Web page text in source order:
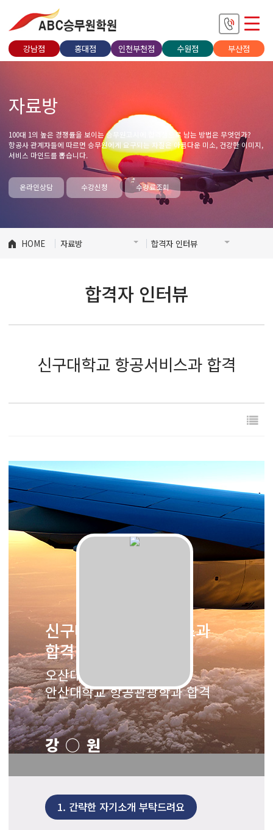
강남점 홍대점 인천부천점 수원점 부산점
자료방
100대 1의 높은 경쟁률을 보이는 승무원고시에 합격생으로 남는 방법은 무엇인가?
항공사 관계자들에 따르면 승무원에게 요구되는 자질은 아름다운 미소, 건강한 이미지,
서비스 마인드를 뽑습니다.
온라인상담 수강신청 수강료조회
HOME 자료방 합격자 인터뷰
합격자 인터뷰
신구대학교 항공서비스과 합격
신구대학교 항공서비스과
합격
오산대학교 항공서비스과 /
안산대학교 항공관광학과 합격
강○원
1. 간략한 자기소개 부탁드려요